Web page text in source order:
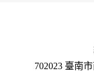
702023 臺南